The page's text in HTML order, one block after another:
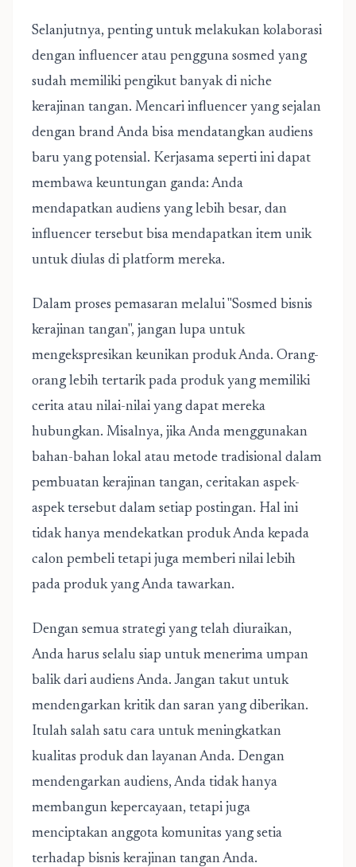
Selanjutnya, penting untuk melakukan kolaborasi
dengan influencer atau pengguna sosmed yang
sudah memiliki pengikut banyak di niche
kerajinan tangan. Mencari influencer yang sejalan
dengan brand Anda bisa mendatangkan audiens
baru yang potensial. Kerjasama seperti ini dapat
membawa keuntungan ganda: Anda
mendapatkan audiens yang lebih besar, dan
influencer tersebut bisa mendapatkan item unik
untuk diulas di platform mereka.
Dalam proses pemasaran melalui "Sosmed bisnis
kerajinan tangan", jangan lupa untuk
mengekspresikan keunikan produk Anda. Orang-
orang lebih tertarik pada produk yang memiliki
cerita atau nilai-nilai yang dapat mereka
hubungkan. Misalnya, jika Anda menggunakan
bahan-bahan lokal atau metode tradisional dalam
pembuatan kerajinan tangan, ceritakan aspek-
aspek tersebut dalam setiap postingan. Hal ini
tidak hanya mendekatkan produk Anda kepada
calon pembeli tetapi juga memberi nilai lebih
pada produk yang Anda tawarkan.
Dengan semua strategi yang telah diuraikan,
Anda harus selalu siap untuk menerima umpan
balik dari audiens Anda. Jangan takut untuk
mendengarkan kritik dan saran yang diberikan.
Itulah salah satu cara untuk meningkatkan
kualitas produk dan layanan Anda. Dengan
mendengarkan audiens, Anda tidak hanya
membangun kepercayaan, tetapi juga
menciptakan anggota komunitas yang setia
terhadap bisnis kerajinan tangan Anda.